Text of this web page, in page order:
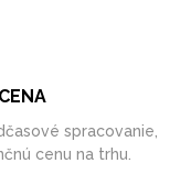
spracovanie,
cenu na trhu.